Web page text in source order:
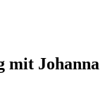
mit Johanna